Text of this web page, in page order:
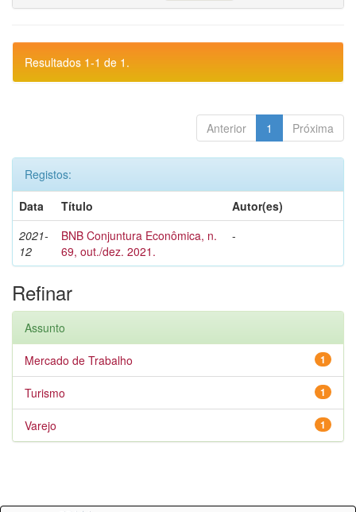
Resultados 1-1 de 1.
Anterior 1 Próxima
Registos:
Data
Título
Autor(es)
2021-
12
BNB Conjuntura Econômica, n.
69, out./dez. 2021.
-
Refinar
Assunto
1
Mercado de Trabalho
1
Turismo
1
Varejo